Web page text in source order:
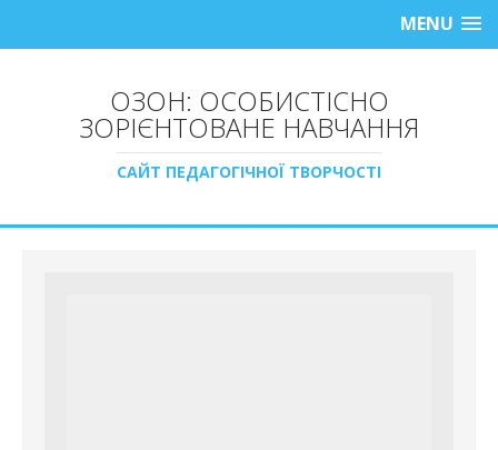
MENU
ОЗОН: ОСОБИСТІСНО
ЗОРІЄНТОВАНЕ НАВЧАННЯ
САЙТ ПЕДАГОГІЧНОЇ ТВОРЧОСТІ